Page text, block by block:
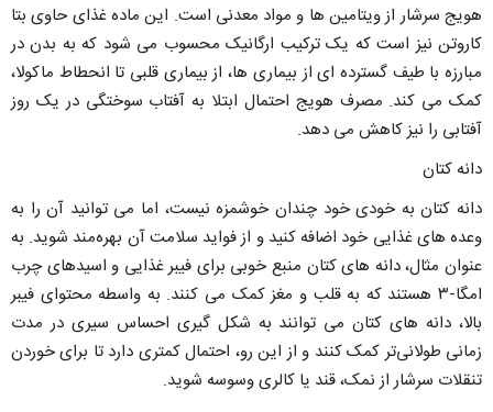
هویج سرشار از ویتامین ها و مواد معدنی است. این ماده غذای حاوی بتا
کاروتن نیز است که یک ترکیب ارگانیک محسوب می شود که به بدن در
مبارزه با طیف گسترده ای از بیماری ها، از بیماری قلبی تا انحطاط ماکولا،
کمک می کند. مصرف هویج احتمال ابتلا به آفتاب سوختگی در یک روز
آفتابی را نیز کاهش می دهد.
دانه کتان
دانه کتان به خودی خود چندان خوشمزه نیست، اما می توانید آن را به
وعده های غذایی خود اضافه کنید و از فواید سلامت آن بهره‌مند شوید. به
عنوان مثال، دانه های کتان منبع خوبی برای فیبر غذایی و اسیدهای چرب
امگا-۳ هستند که به قلب و مغز کمک می کنند. به واسطه محتوای فیبر
بالا، دانه های کتان می توانند به شکل گیری احساس سیری در مدت
زمانی طولانی‌تر کمک کنند و از این رو، احتمال کمتری دارد تا برای خوردن
تنقلات سرشار از نمک، قند یا کالری وسوسه شوید.